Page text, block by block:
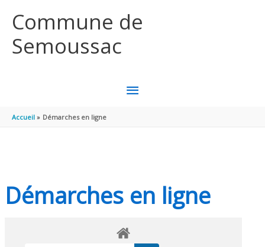
Commune de
Semoussac
MENU
Accueil Démarches en ligne
Démarches en ligne